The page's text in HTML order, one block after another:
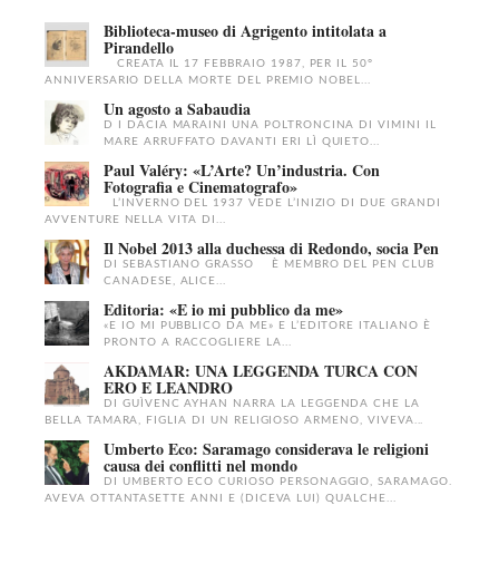
Biblioteca-museo di Agrigento intitolata a
Pirandello
CREATA IL 17 FEBBRAIO 1987, PER IL 50°
ANNIVERSARIO DELLA MORTE DEL PREMIO NOBEL...
Un agosto a Sabaudia
D I DACIA MARAINI UNA POLTRONCINA DI VIMINI IL
MARE ARRUFFATO DAVANTI ERI LÌ QUIETO...
Paul Valéry: «L’Arte? Un’industria. Con
Fotografia e Cinematografo»
L’INVERNO DEL 1937 VEDE L’INIZIO DI DUE GRANDI
AVVENTURE NELLA VITA DI...
Il Nobel 2013 alla duchessa di Redondo, socia Pen
DI SEBASTIANO GRASSO È MEMBRO DEL PEN CLUB
CANADESE, ALICE...
Editoria: «E io mi pubblico da me»
«E IO MI PUBBLICO DA ME» E L’EDITORE ITALIANO È
PRONTO A RACCOGLIERE LA...
AKDAMAR: UNA LEGGENDA TURCA CON
ERO E LEANDRO
DI GUÌVENC AYHAN NARRA LA LEGGENDA CHE LA
BELLA TAMARA, FIGLIA DI UN RELIGIOSO ARMENO, VIVEVA...
Umberto Eco: Saramago considerava le religioni
causa dei conflitti nel mondo
DI UMBERTO ECO CURIOSO PERSONAGGIO, SARAMAGO.
AVEVA OTTANTASETTE ANNI E (DICEVA LUI) QUALCHE...